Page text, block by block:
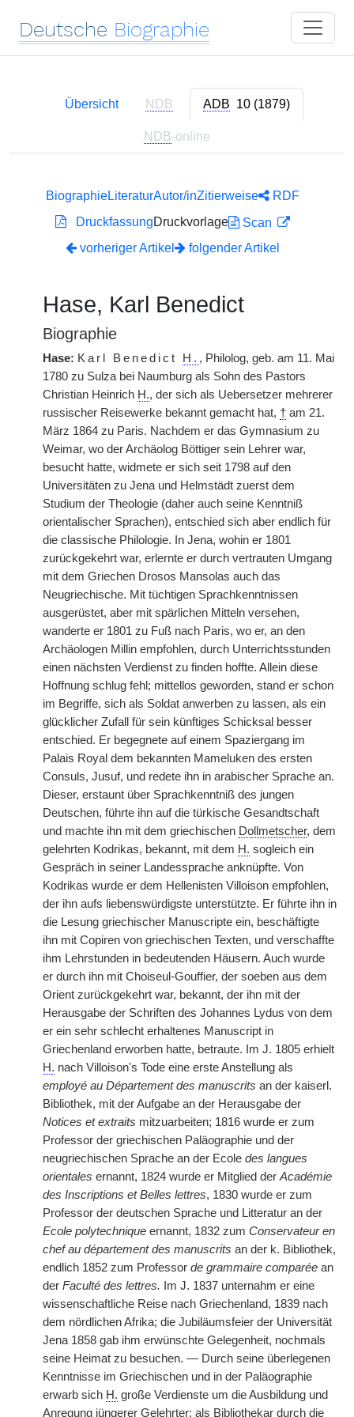
Deutsche Biographie
Übersicht NDB ADB 10 (1879)
NDB-online
BiographieLiteraturAutor/inZitierweise
RDF
DruckfassungDruckvorlage
Scan
vorheriger Artikel
folgender Artikel
Hase, Karl Benedict
Biographie
Hase: Karl Benedict H. , Philolog, geb. am 11. Mai
1780 zu Sulza bei Naumburg als Sohn des Pastors
Christian Heinrich H., der sich als Uebersetzer mehrerer
russischer Reisewerke bekannt gemacht hat, † am 21.
März 1864 zu Paris. Nachdem er das Gymnasium zu
Weimar, wo der Archäolog Böttiger sein Lehrer war,
besucht hatte, widmete er sich seit 1798 auf den
Universitäten zu Jena und Helmstädt zuerst dem
Studium der Theologie (daher auch seine Kenntniß
orientalischer Sprachen), entschied sich aber endlich für
die classische Philologie. In Jena, wohin er 1801
zurückgekehrt war, erlernte er durch vertrauten Umgang
mit dem Griechen Drosos Mansolas auch das
Neugriechische. Mit tüchtigen Sprachkenntnissen
ausgerüstet, aber mit spärlichen Mitteln versehen,
wanderte er 1801 zu Fuß nach Paris, wo er, an den
Archäologen Millin empfohlen, durch Unterrichtsstunden
einen nächsten Verdienst zu finden hoffte. Allein diese
Hoffnung schlug fehl; mittellos geworden, stand er schon
im Begriffe, sich als Soldat anwerben zu lassen, als ein
glücklicher Zufall für sein künftiges Schicksal besser
entschied. Er begegnete auf einem Spaziergang im
Palais Royal dem bekannten Mameluken des ersten
Consuls, Jusuf, und redete ihn in arabischer Sprache an.
Dieser, erstaunt über Sprachkenntniß des jungen
Deutschen, führte ihn auf die türkische Gesandtschaft
und machte ihn mit dem griechischen Dollmetscher, dem
gelehrten Kodrikas, bekannt, mit dem H. sogleich ein
Gespräch in seiner Landessprache anknüpfte. Von
Kodrikas wurde er dem Hellenisten Villoison empfohlen,
der ihn aufs liebenswürdigste unterstützte. Er führte ihn in
die Lesung griechischer Manuscripte ein, beschäftigte
ihn mit Copiren von griechischen Texten, und verschaffte
ihm Lehrstunden in bedeutenden Häusern. Auch wurde
er durch ihn mit Choiseul-Gouffier, der soeben aus dem
Orient zurückgekehrt war, bekannt, der ihn mit der
Herausgabe der Schriften des Johannes Lydus von dem
er ein sehr schlecht erhaltenes Manuscript in
Griechenland erworben hatte, betraute. Im J. 1805 erhielt
H. nach Villoison's Tode eine erste Anstellung als
employé au Département des manuscrits an der kaiserl.
Bibliothek, mit der Aufgabe an der Herausgabe der
Notices et extraits mitzuarbeiten; 1816 wurde er zum
Professor der griechischen Paläographie und der
neugriechischen Sprache an der Ecole des langues
orientales ernannt, 1824 wurde er Mitglied der Académie
des Inscriptions et Belles lettres, 1830 wurde er zum
Professor der deutschen Sprache und Litteratur an der
Ecole polytechnique ernannt, 1832 zum Conservateur en
chef au département des manuscrits an der k. Bibliothek,
endlich 1852 zum Professor de grammaire comparée an
der Faculté des lettres. Im J. 1837 unternahm er eine
wissenschaftliche Reise nach Griechenland, 1839 nach
dem nördlichen Afrika; die Jubiläumsfeier der Universität
Jena 1858 gab ihm erwünschte Gelegenheit, nochmals
seine Heimat zu besuchen. — Durch seine überlegenen
Kenntnisse im Griechischen und in der Paläographie
erwarb sich H. große Verdienste um die Ausbildung und
Anregung jüngerer Gelehrter; als Bibliothekar durch die